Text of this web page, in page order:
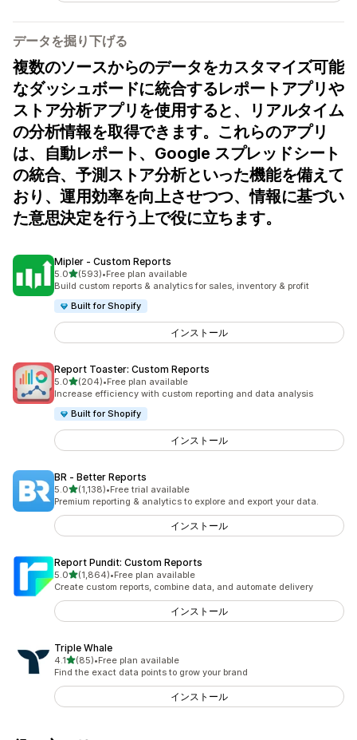
データを掘り下げる
複数のソースからのデータをカスタマイズ可能
なダッシュボードに統合するレポートアプリや
ストア分析アプリを使用すると、リアルタイム
の分析情報を取得できます。これらのアプリ
は、自動レポート、Google スプレッドシート
の統合、予測ストア分析といった機能を備えて
おり、運用効率を向上させつつ、情報に基づい
た意思決定を行う上で役に立ちます。
Mipler ‑ Custom Reports
5.05つ星中
(593)
合計レビュー数：593件
•Free plan available
Build custom reports & analytics for sales, inventory & profit
Built for Shopify
インストール
Report Toaster: Custom Reports
5.05つ星中
(204)
合計レビュー数：204件
•Free plan available
Increase efficiency with custom reporting and data analysis
Built for Shopify
インストール
BR ‑ Better Reports
5.05つ星中
(1,138)
合計レビュー数：1138件
•Free trial available
Premium reporting & analytics to explore and export your data.
インストール
Report Pundit: Custom Reports
5.05つ星中
(1,864)
合計レビュー数：1864件
•Free plan available
Create custom reports, combine data, and automate delivery
インストール
Triple Whale
4.15つ星中
(85)
合計レビュー数：85件
•Free plan available
Find the exact data points to grow your brand
インストール